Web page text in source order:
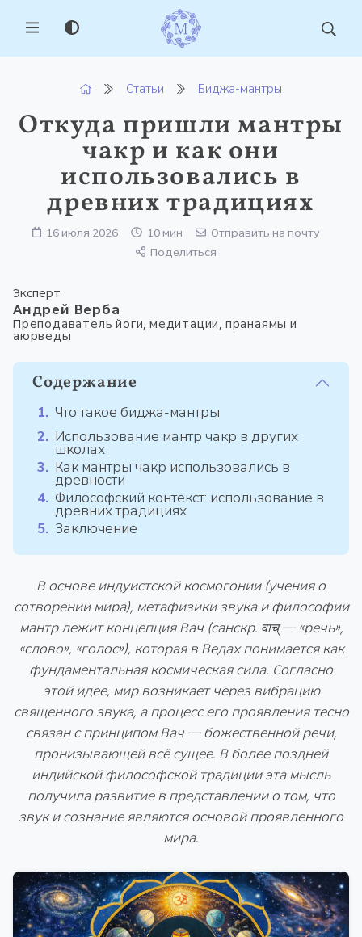
MENU
Статьи Биджа-мантры
Откуда пришли мантры
чакр и как они
использовались в
древних традициях
16 июля 2026 10 мин
Отправить на почту
Поделиться
Эксперт
Андрей Верба
Преподаватель йоги, медитации, пранаямы и
аюрведы
Содержание
Что такое биджа-мантры
Использование мантр чакр в других
школах
Как мантры чакр использовались в
древности
Философский контекст: использование в
древних традициях
Заключение
В основе индуистской космогонии (учения о
сотворении мира), метафизики звука и философии
мантр лежит концепция Вач (санскр. वाच् — «речь»,
«слово», «голос»), которая в Ведах понимается как
фундаментальная космическая сила. Согласно
этой идее, мир возникает через вибрацию
священного звука, а процесс его проявления тесно
связан с принципом Вач — божественной речи,
пронизывающей всё сущее. В более поздней
индийской философской традиции эта мысль
получила развитие в представлении о том, что
звук и сознание являются основой проявленного
мира.